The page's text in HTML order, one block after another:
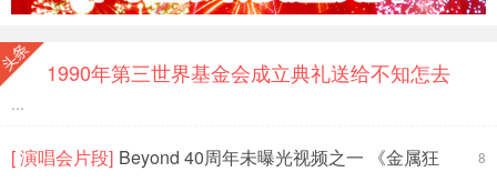
1990年第三世界基金会成立典礼送给不知怎去
...
8
[ 演唱会片段] Beyond 40周年未曝光视频之一 《金属狂